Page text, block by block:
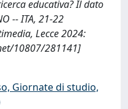
educativa? Il dato
-- ITA, 21-22
Lecce 2024:
10807/281141]
Giornate di studio,